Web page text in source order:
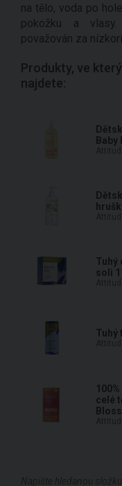
na tělo, voda po
pokožku a
považován za
Produkty, ve
najdete:
Baby
Tuhý
soli
Tuhý
celé